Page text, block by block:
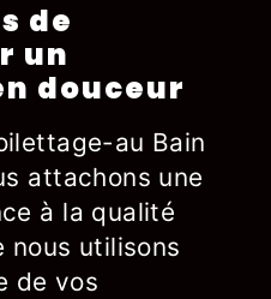
de
un
douceur
au Bain
attachons une
à la qualité
nous utilisons
de vos